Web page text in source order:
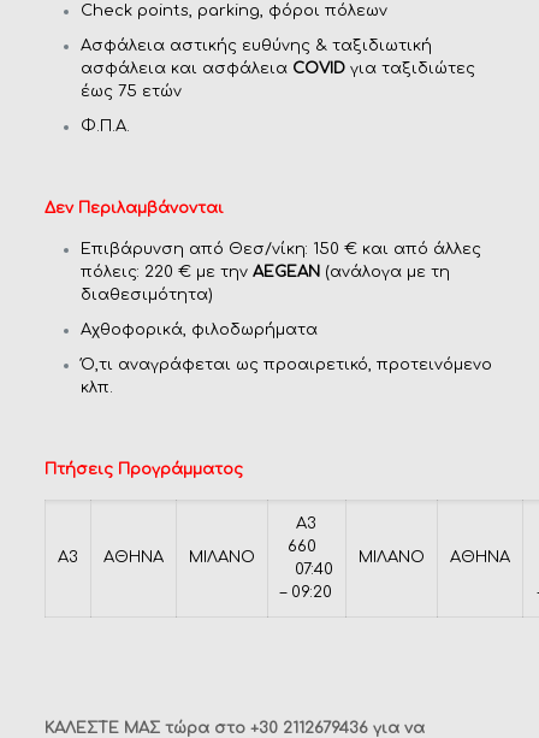
Check points, parking, φόροι πόλεων
Ασφάλεια αστικής ευθύνης & ταξιδιωτική
ασφάλεια και ασφάλεια COVIDγια ταξιδιώτες
έως 75 ετών
Φ.Π.Α.
Δεν Περιλαμβάνονται
Επιβάρυνση από Θεσ/νίκη: 150 € και από άλλες
πόλεις: 220 € με την AEGEAN(ανάλογα με τη
διαθεσιμότητα)
Αχθοφορικά, φιλοδωρήματα
Ό,τι αναγράφεται ως προαιρετικό, προτεινόμενο
κλπ.
Πτήσεις Προγράμματος
Α3 ΑΘΗΝΑ ΜΙΛΑΝΟ
Α3
660
07:40
– 09:20
ΜΙΛΑΝΟ ΑΘΗΝΑ
ΚΑΛΕΣΤΕ ΜΑΣ τώρα στο +30 2112679436για να